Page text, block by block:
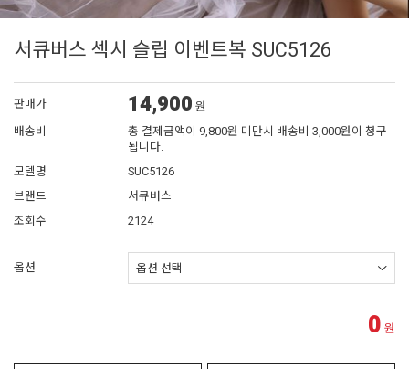
서큐버스 섹시 슬립 이벤트복 SUC5126
판매가 14,900 원
배송비
총 결제금액이 9,800원 미만시 배송비 3,000원이 청구
됩니다.
모델명
SUC5126
브랜드
서큐버스
조회수
2124
옵션
0 원